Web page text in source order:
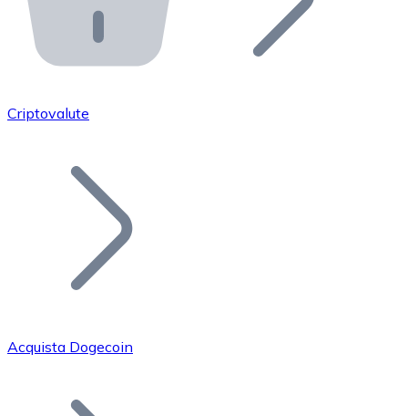
API Bitnovo
Integra la nostra API nel tuo ecosistema.
Unisciti alla nostra rete di rivenditori e
Aggiungi il token del tuo progetto al nostro servizio di
Bitcoin
Criptovalute
Acquista Dogecoin